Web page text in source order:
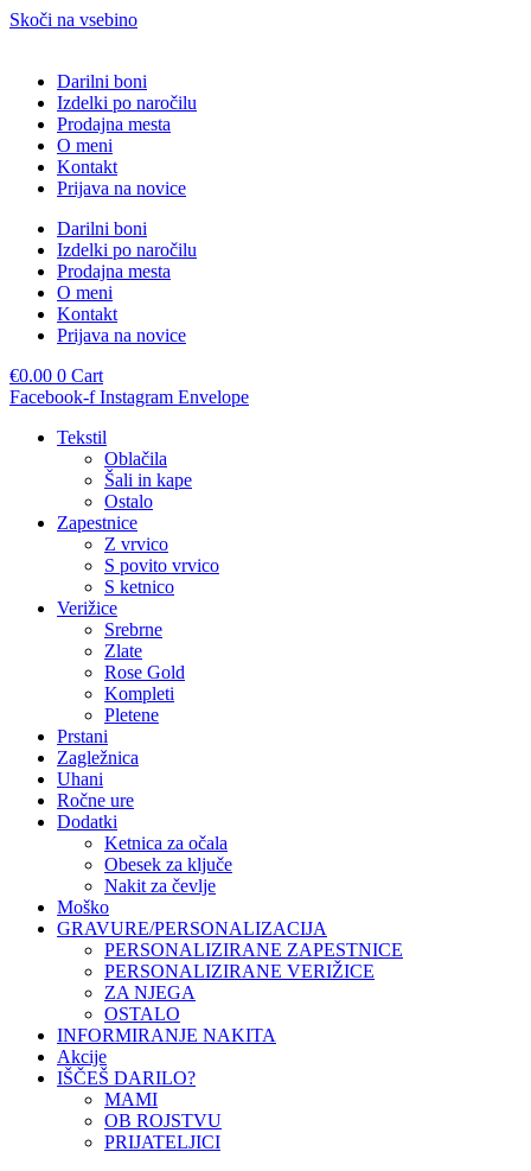
Skoči na vsebino
Darilni boni
Izdelki po naročilu
Prodajna mesta
O meni
Kontakt
Prijava na novice
Darilni boni
Izdelki po naročilu
Prodajna mesta
O meni
Kontakt
Prijava na novice
€0.00 0 Cart
Facebook-f Instagram Envelope
Tekstil
Oblačila
Šali in kape
Ostalo
Zapestnice
Z vrvico
S povito vrvico
S ketnico
Verižice
Srebrne
Zlate
Rose Gold
Kompleti
Pletene
Prstani
Zagležnica
Uhani
Ročne ure
Dodatki
Ketnica za očala
Obesek za ključe
Nakit za čevlje
Moško
GRAVURE/PERSONALIZACIJA
PERSONALIZIRANE ZAPESTNICE
PERSONALIZIRANE VERIŽICE
ZA NJEGA
OSTALO
INFORMIRANJE NAKITA
Akcije
IŠČEŠ DARILO?
MAMI
OB ROJSTVU
PRIJATELJICI